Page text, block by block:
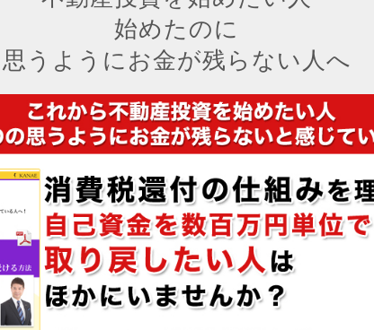
始めたのに
思うようにお金が残らない人へ